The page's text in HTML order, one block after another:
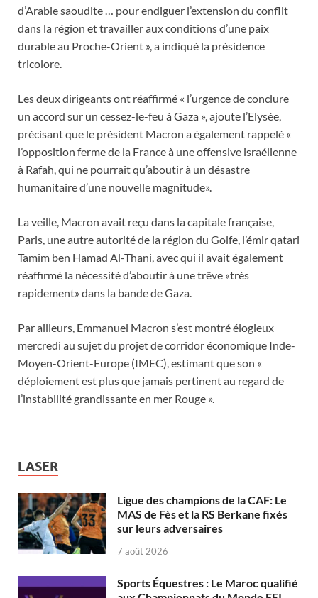
d’Arabie saoudite … pour endiguer l’extension du conflit
dans la région et travailler aux conditions d’une paix
durable au Proche-Orient », a indiqué la présidence
tricolore.
Les deux dirigeants ont réaffirmé « l’urgence de conclure
un accord sur un cessez-le-feu à Gaza », ajoute l’Elysée,
précisant que le président Macron a également rappelé «
l’opposition ferme de la France à une offensive israélienne
à Rafah, qui ne pourrait qu’aboutir à un désastre
humanitaire d’une nouvelle magnitude».
La veille, Macron avait reçu dans la capitale française,
Paris, une autre autorité de la région du Golfe, l’émir qatari
Tamim ben Hamad Al-Thani, avec qui il avait également
réaffirmé la nécessité d’aboutir à une trêve «très
rapidement» dans la bande de Gaza.
Par ailleurs, Emmanuel Macron s’est montré élogieux
mercredi au sujet du projet de corridor économique Inde-
Moyen-Orient-Europe (IMEC), estimant que son «
déploiement est plus que jamais pertinent au regard de
l’instabilité grandissante en mer Rouge ».
LASER
Ligue des champions de la CAF: Le
MAS de Fès et la RS Berkane fixés
sur leurs adversaires
7 août 2026
Sports Équestres : Le Maroc qualifié